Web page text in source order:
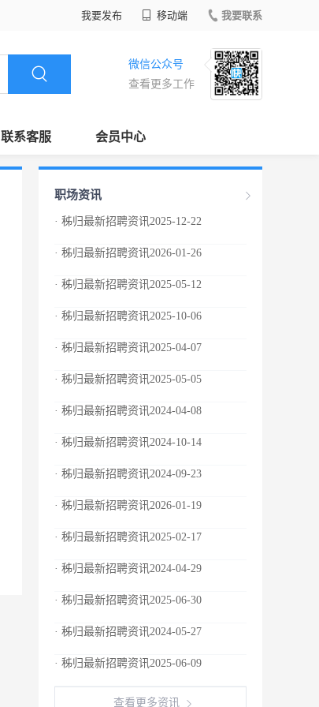
我要发布 移动端 我要联系
微信公众号
查看更多工作
联系客服 会员中心
职场资讯
· 秭归最新招聘资讯2025-12-22
· 秭归最新招聘资讯2026-01-26
· 秭归最新招聘资讯2025-05-12
· 秭归最新招聘资讯2025-10-06
· 秭归最新招聘资讯2025-04-07
· 秭归最新招聘资讯2025-05-05
· 秭归最新招聘资讯2024-04-08
· 秭归最新招聘资讯2024-10-14
· 秭归最新招聘资讯2024-09-23
· 秭归最新招聘资讯2026-01-19
· 秭归最新招聘资讯2025-02-17
· 秭归最新招聘资讯2024-04-29
· 秭归最新招聘资讯2025-06-30
· 秭归最新招聘资讯2024-05-27
· 秭归最新招聘资讯2025-06-09
查看更多资讯